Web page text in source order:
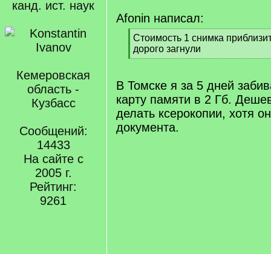
канд. ист. наук
Кемеровская
область -
Кузбасс
Сообщений:
14433
На сайте с
2005 г.
Рейтинг:
9261
Afonin написал:
[
q
]
Стоимость 1 снимка
дорого загнули
[
q
]
В Томске я за 5 дней
карту памяти в 2 Гб.
делать ксерокопии, хотя
документа.